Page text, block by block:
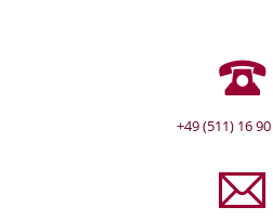
+49 (511) 16